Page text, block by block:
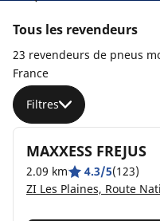
Tous les revendeurs
23 revendeurs de pneus
France
Filtres
MAXXESS FREJUS
2.09 km 4.3/5(123)